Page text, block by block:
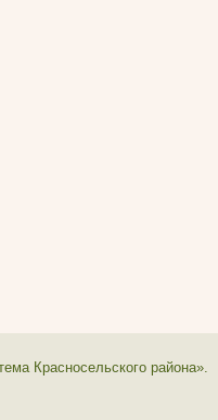
Красносельского района».